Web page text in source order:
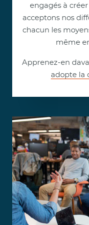
engagés à
acceptons nos
chacun les
même
Apprenez-en
adopte la